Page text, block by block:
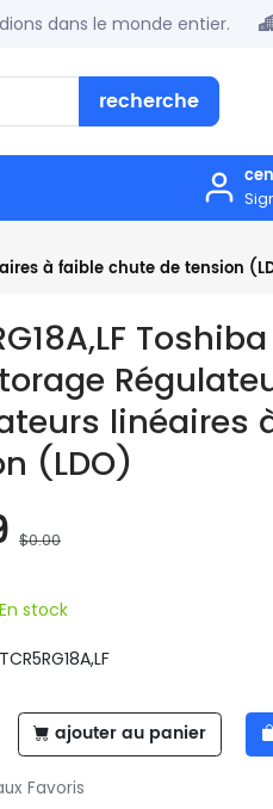
dans le monde entier.
recherche
à faible chute de tension
linéaires
(LDO)
$0.00
En stock
TCR5RG18A,LF
ajouter au panier
Favoris